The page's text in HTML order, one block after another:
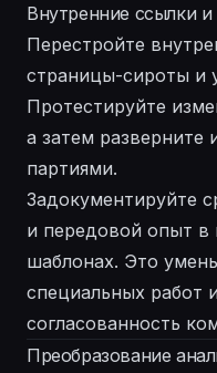
Внутренние ссылки
Перестройте
страницы-сироты и
Протестируйте
а затем разверните
партиями.
Задокументируйте
и передовой опыт в
шаблонах. Это
специальных работ
согласованность
Преобразование